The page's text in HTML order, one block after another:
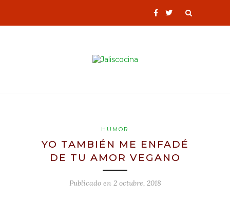
HUMOR
YO TAMBIÉN ME ENFADÉ
DE TU AMOR VEGANO
Publicado en 2 octubre, 2018